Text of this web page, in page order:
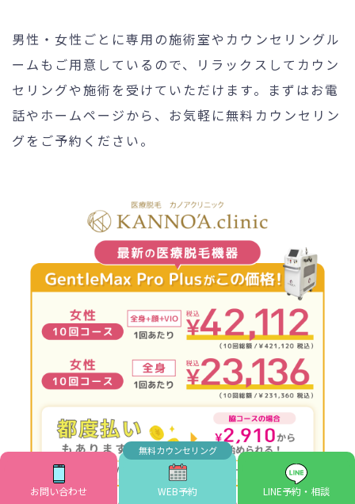
お問い合わせ WEB予約 LINE予約・相談
男性・女性ごとに専用の施術室やカウンセリングル
ームもご用意しているので、リラックスしてカウン
セリングや施術を受けていただけます。まずはお電
話やホームページから、お気軽に無料カウンセリン
グをご予約ください。